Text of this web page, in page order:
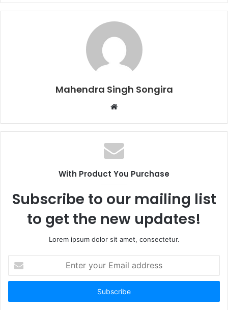
Mahendra Singh Songira
Website
With Product You Purchase
Subscribe to our mailing list
to get the new updates!
Lorem ipsum dolor sit amet, consectetur.
your
Email